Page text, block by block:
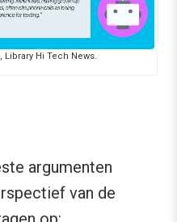
Hi Tech News.
argumenten
van de